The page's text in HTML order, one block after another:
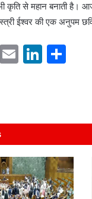
से महान बनाती है।
ईश्वर की एक अनुपम छवि
T
E
Li
dI
n